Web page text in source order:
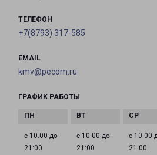
ТЕЛЕФОН
+7(8793) 317-585
EMAIL
kmv@pecom.ru
ГРАФИК РАБОТЫ
с 10:00 до
21:00
с 10:00 до
21:00
с 10:00
21:00